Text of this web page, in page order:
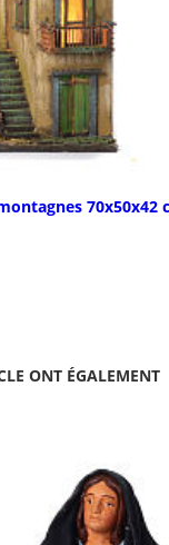
70x50x42
ONT ÉGALEMENT